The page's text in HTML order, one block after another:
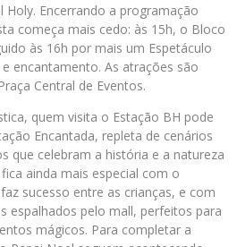
Holy. Encerrando a programação
começa mais cedo: às 15h, o Bloco
às 16h por mais um Espetáculo
encantamento. As atrações são
Central de Eventos.
quem visita o Estação BH pode
Encantada, repleta de cenários
que celebram a história e a natureza
ainda mais especial com o
sucesso entre as crianças, e com
espalhados pelo mall, perfeitos para
mágicos. Para completar a